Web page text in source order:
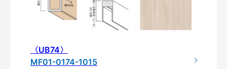
〈UB74〉
MF01-0174-1015